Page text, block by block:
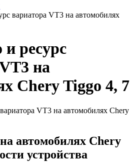
вариатора VT3 на автомобилях
и ресурс
на
Chery Tiggo 4, 7
автомобилях Chery
устройства